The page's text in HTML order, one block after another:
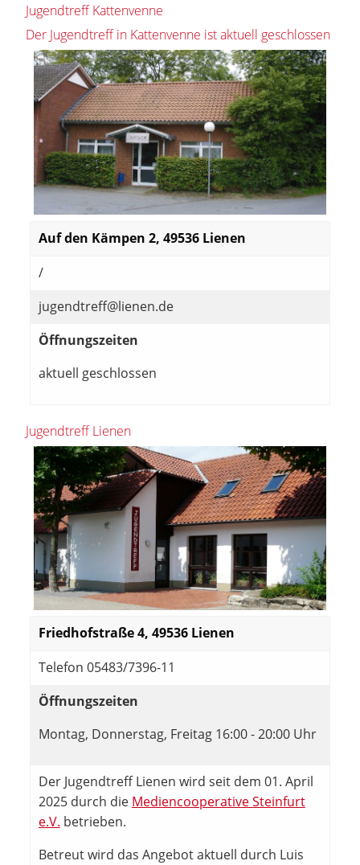
Jugendtreff Kattenvenne
Der Jugendtreff in Kattenvenne ist aktuell geschlossen
Auf den Kämpen 2, 49536 Lienen
/
jugendtreff@lienen.de
Öffnungszeiten
aktuell geschlossen
Jugendtreff Lienen
Friedhofstraße 4, 49536 Lienen
Telefon 05483/7396-11
Öffnungszeiten
Montag, Donnerstag, Freitag 16:00 - 20:00 Uhr
Der Jugendtreff Lienen wird seit dem 01. April
2025 durch die Mediencooperative Steinfurt
e.V. betrieben.
Betreut wird das Angebot aktuell durch Luis